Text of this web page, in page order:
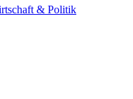
& Politik